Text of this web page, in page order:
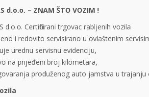
d.o.o. – ZNAM ŠTO VOZIM !
d.o.o. Certificirani trgovac rabljenih vozila
i redovito servisirano u ovlaštenim
urednu servisnu evidenciju,
na prijeđeni broj kilometara,
produženog auto jamstva u trajanju